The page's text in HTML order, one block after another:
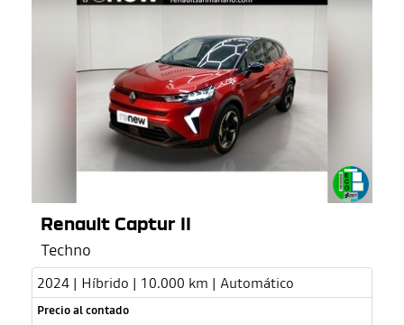
Renault Captur II
Techno
2024 | Híbrido | 10.000 km | Automático
Precio al contado